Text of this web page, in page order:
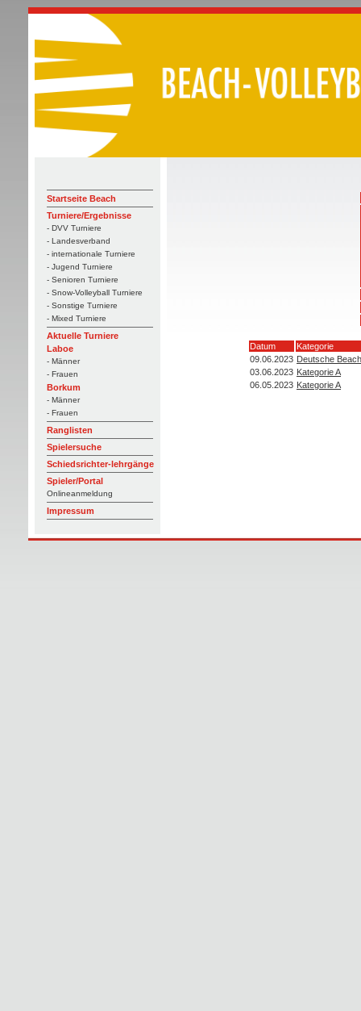
Startseite Beach
Turniere/Ergebnisse
- DVV Turniere
- Landesverband
- internationale Turniere
- Jugend Turniere
- Senioren Turniere
- Snow-Volleyball Turniere
- Sonstige Turniere
- Mixed Turniere
Aktuelle Turniere
Laboe
- Männer
- Frauen
Borkum
- Männer
- Frauen
Ranglisten
Spielersuche
Schiedsrichter-lehrgänge
Spieler/Portal
Onlineanmeldung
Impressum
Datum
Kategorie
09.06.2023 Deutsche
03.06.2023 Kategorie A
06.05.2023 Kategorie A